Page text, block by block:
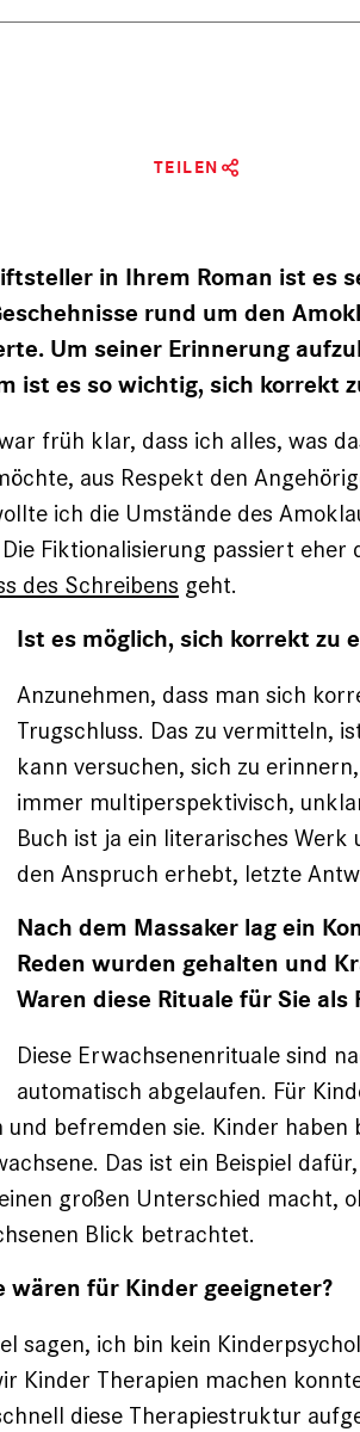
TEILEN
in Ihrem Roman ist es
rund um den
Um seiner Erinnerung
ist es so wichtig, sich korrekt
früh klar, dass ich alles, was
aus Respekt den
ich die Umstände des
Fiktionalisierung passiert eher
des Schreibens geht.
Ist es möglich, sich korrekt zu
Anzunehmen, dass man sich
Trugschluss. Das zu vermitteln,
kann versuchen, sich zu
immer multiperspektivisch,
Buch ist ja ein literarisches Werk
den Anspruch erhebt, letzte
Nach dem Massaker lag ein
Reden wurden gehalten und
Waren diese Rituale für Sie
Diese Erwachsenenrituale sind
automatisch abgelaufen. Für
und befremden sie. Kinder haben
Das ist ein Beispiel
großen Unterschied macht,
Blick betrachtet.
wären für Kinder geeigneter?
sagen, ich bin kein
Kinder Therapien machen
diese Therapiestruktur